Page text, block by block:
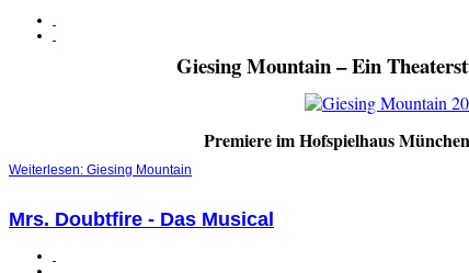
Giesing Mountain – Ein
Premiere im Hofspielhaus
Weiterlesen: Giesing Mountain
Mrs. Doubtfire - Das Musical